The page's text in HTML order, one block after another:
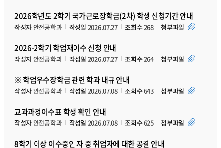
2026학년도 2학기 국가근로장학금(2차) 학생 신청기간 안내
작성자안전공학과 작성일 2026.07.27 조회수268 첨부파일
2026-2학기 학업재이수 신청 안내
작성자안전공학과 작성일 2026.07.27 조회수264 첨부파일
※ 학업우수장학금 관련 학과 내규 안내
작성자안전공학과 작성일 2026.07.08 조회수643 첨부파일
교과과정이수표 학생 확인 안내
작성자안전공학과 작성일 2026.07.08 조회수625 첨부파일
8학기 이상 이수중인 자 중 취업자에 대한 공결 안내